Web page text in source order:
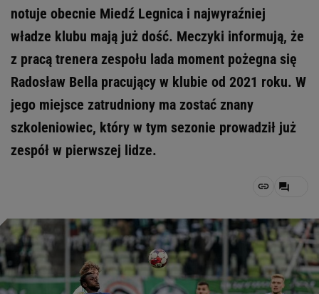
notuje obecnie Miedź Legnica i najwyraźniej
władze klubu mają już dość. Meczyki informują, że
z pracą trenera zespołu lada moment pożegna się
Radosław Bella pracujący w klubie od 2021 roku. W
jego miejsce zatrudniony ma zostać znany
szkoleniowiec, który w tym sezonie prowadził już
zespół w pierwszej lidze.